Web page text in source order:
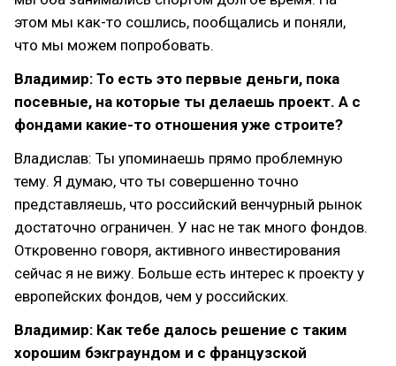
этом мы как-то сошлись, пообщались и поняли,
что мы можем попробовать.
Владимир: То есть это первые деньги, пока
посевные, на которые ты делаешь проект. А с
фондами какие-то отношения уже строите?
Владислав: Ты упоминаешь прямо проблемную
тему. Я думаю, что ты совершенно точно
представляешь, что российский венчурный рынок
достаточно ограничен. У нас не так много фондов.
Откровенно говоря, активного инвестирования
сейчас я не вижу. Больше есть интерес к проекту у
европейских фондов, чем у российских.
Владимир: Как тебе далось решение с таким
хорошим бэкграундом и с французской